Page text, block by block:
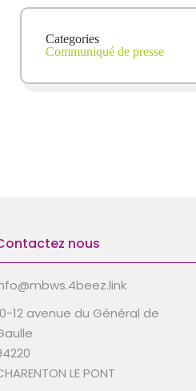
Categories
Communiqué de presse
nous
12 avenue du Général de
LE PONT